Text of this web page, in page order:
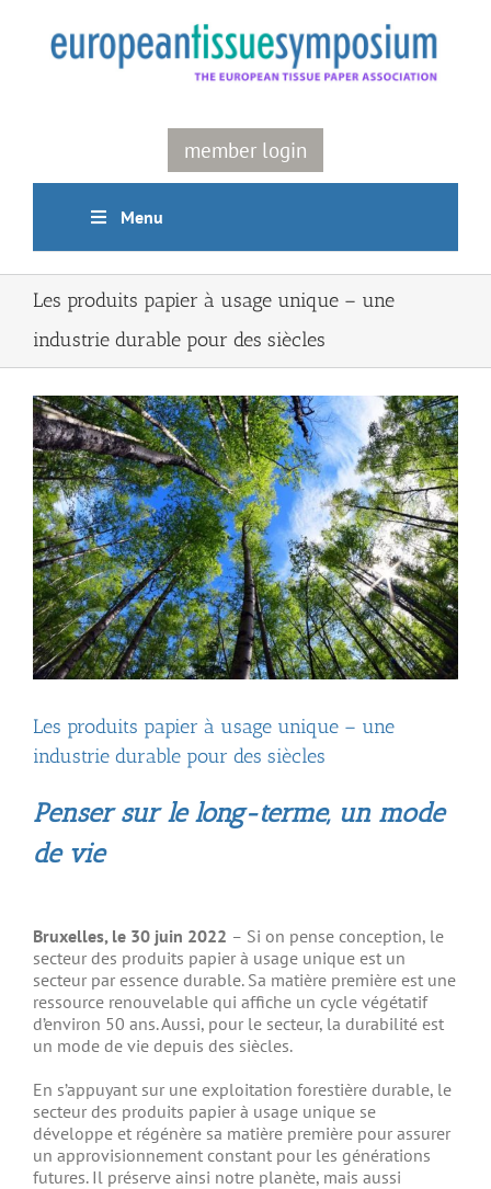
content
member login
Menu
Les produits papier à usage unique – une
industrie durable pour des siècles
View
Larger
Image
Les produits papier à usage unique – une
industrie durable pour des siècles
Penser sur le long-terme, un mode
de vie
Bruxelles, le 30 juin 2022 – Si on pense conception, le
secteur des produits papier à usage unique est un
secteur par essence durable. Sa matière première est une
ressource renouvelable qui affiche un cycle végétatif
d’environ 50 ans. Aussi, pour le secteur, la durabilité est
un mode de vie depuis des siècles.
En s’appuyant sur une exploitation forestière durable, le
secteur des produits papier à usage unique se
développe et régénère sa matière première pour assurer
un approvisionnement constant pour les générations
futures. Il préserve ainsi notre planète, mais aussi